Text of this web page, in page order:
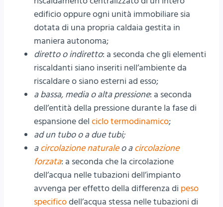
edificio oppure ogni unità immobiliare sia
dotata di una propria caldaia gestita in
maniera autonoma;
diretto o indiretto: a seconda che gli elementi
riscaldanti siano inseriti nell’ambiente da
riscaldare o siano esterni ad esso;
a bassa, media o alta pressione: a seconda
dell’entità della pressione durante la fase di
espansione del ciclo termodinamico;
ad un tubo o a due tubi;
acircolazione naturaleo acircolazione
forzata: a seconda che la circolazione
dell’acqua nelle tubazioni dell’impianto
avvenga per effetto della differenza di peso
specificodell’acqua stessa nelle tubazioni di